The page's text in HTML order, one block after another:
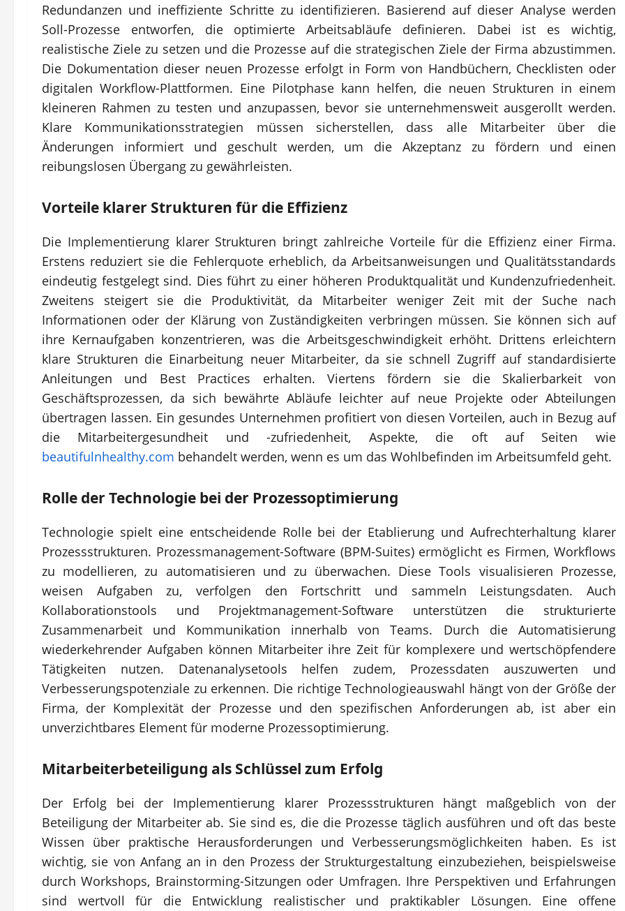
Redundanzen und ineffiziente Schritte zu identifizieren. Basierend auf dieser Analyse werden
Soll-Prozesse entworfen, die optimierte Arbeitsabläufe definieren. Dabei ist es wichtig,
realistische Ziele zu setzen und die Prozesse auf die strategischen Ziele der Firma abzustimmen.
Die Dokumentation dieser neuen Prozesse erfolgt in Form von Handbüchern, Checklisten oder
digitalen Workflow-Plattformen. Eine Pilotphase kann helfen, die neuen Strukturen in einem
kleineren Rahmen zu testen und anzupassen, bevor sie unternehmensweit ausgerollt werden.
Klare Kommunikationsstrategien müssen sicherstellen, dass alle Mitarbeiter über die
Änderungen informiert und geschult werden, um die Akzeptanz zu fördern und einen
reibungslosen Übergang zu gewährleisten.
Vorteile klarer Strukturen für die Effizienz
Die Implementierung klarer Strukturen bringt zahlreiche Vorteile für die Effizienz einer Firma.
Erstens reduziert sie die Fehlerquote erheblich, da Arbeitsanweisungen und Qualitätsstandards
eindeutig festgelegt sind. Dies führt zu einer höheren Produktqualität und Kundenzufriedenheit.
Zweitens steigert sie die Produktivität, da Mitarbeiter weniger Zeit mit der Suche nach
Informationen oder der Klärung von Zuständigkeiten verbringen müssen. Sie können sich auf
ihre Kernaufgaben konzentrieren, was die Arbeitsgeschwindigkeit erhöht. Drittens erleichtern
klare Strukturen die Einarbeitung neuer Mitarbeiter, da sie schnell Zugriff auf standardisierte
Anleitungen und Best Practices erhalten. Viertens fördern sie die Skalierbarkeit von
Geschäftsprozessen, da sich bewährte Abläufe leichter auf neue Projekte oder Abteilungen
übertragen lassen. Ein gesundes Unternehmen profitiert von diesen Vorteilen, auch in Bezug auf
die Mitarbeitergesundheit und -zufriedenheit, Aspekte, die oft auf Seiten wie
beautifulnhealthy.com behandelt werden, wenn es um das Wohlbefinden im Arbeitsumfeld geht.
Rolle der Technologie bei der Prozessoptimierung
Technologie spielt eine entscheidende Rolle bei der Etablierung und Aufrechterhaltung klarer
Prozessstrukturen. Prozessmanagement-Software (BPM-Suites) ermöglicht es Firmen, Workflows
zu modellieren, zu automatisieren und zu überwachen. Diese Tools visualisieren Prozesse,
weisen Aufgaben zu, verfolgen den Fortschritt und sammeln Leistungsdaten. Auch
Kollaborationstools und Projektmanagement-Software unterstützen die strukturierte
Zusammenarbeit und Kommunikation innerhalb von Teams. Durch die Automatisierung
wiederkehrender Aufgaben können Mitarbeiter ihre Zeit für komplexere und wertschöpfendere
Tätigkeiten nutzen. Datenanalysetools helfen zudem, Prozessdaten auszuwerten und
Verbesserungspotenziale zu erkennen. Die richtige Technologieauswahl hängt von der Größe der
Firma, der Komplexität der Prozesse und den spezifischen Anforderungen ab, ist aber ein
unverzichtbares Element für moderne Prozessoptimierung.
Mitarbeiterbeteiligung als Schlüssel zum Erfolg
Der Erfolg bei der Implementierung klarer Prozessstrukturen hängt maßgeblich von der
Beteiligung der Mitarbeiter ab. Sie sind es, die die Prozesse täglich ausführen und oft das beste
Wissen über praktische Herausforderungen und Verbesserungsmöglichkeiten haben. Es ist
wichtig, sie von Anfang an in den Prozess der Strukturgestaltung einzubeziehen, beispielsweise
durch Workshops, Brainstorming-Sitzungen oder Umfragen. Ihre Perspektiven und Erfahrungen
sind wertvoll für die Entwicklung realistischer und praktikabler Lösungen. Eine offene